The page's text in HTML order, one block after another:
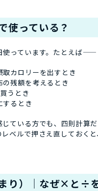
使っている？
っています。たとえば――
カロリーを出すとき
残額を考えるとき
うとき
るとき
じている方でも、四則計算
ベルで押さえ直しておく
り）｜なぜ×と÷